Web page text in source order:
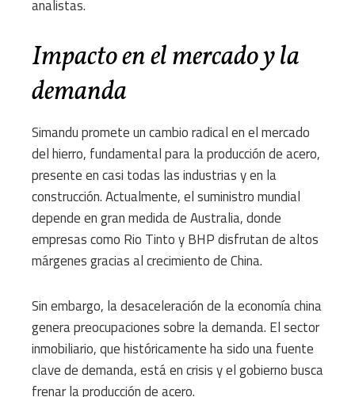
analistas.
Impacto en el mercado y la
demanda
Simandu promete un cambio radical en el mercado
del hierro, fundamental para la producción de acero,
presente en casi todas las industrias y en la
construcción. Actualmente, el suministro mundial
depende en gran medida de Australia, donde
empresas como Rio Tinto y BHP disfrutan de altos
márgenes gracias al crecimiento de China.
Sin embargo, la desaceleración de la economía china
genera preocupaciones sobre la demanda. El sector
inmobiliario, que históricamente ha sido una fuente
clave de demanda, está en crisis y el gobierno busca
frenar la producción de acero.